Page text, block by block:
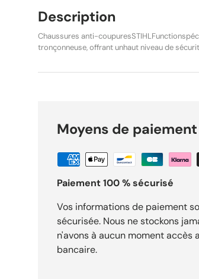
Description
Chaussures anti-
tronçonneuse, offrant unhaut niveau de
elles sont équipées d’unecoque anti-
limitent la fatigue. Caractéristiques :
Function Taille : 41 Référence : 0088 532
textile thermoactive Plein cuir de vachette
STIHL Chaussures anti-coupures STIHL
identifier précisément cette paire. Expédition sous 24h. Livraison gratuite dès 29,90 €.
Retours acceptés sous 30 jours.
Moyens de paiement
Paiement 100 % sécurisé
Vos informations de paiement
sécurisée. Nous ne stockons
n'avons à aucun moment
bancaire.